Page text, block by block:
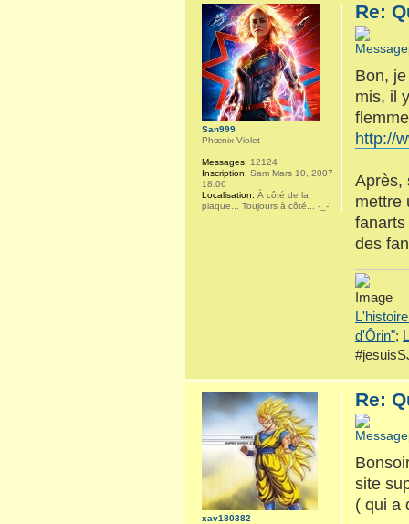
Re:
Bon,
mis, il
http://
Après,
mettre
des
d'Ôrin";
San999
Phœnix Violet
Messages: 12124
Inscription: Sam Mars 10, 2007
18:06
Localisation: À côté de la
plaque... Toujours à côté... -_-'
Re:
site
( qui a
xav180382